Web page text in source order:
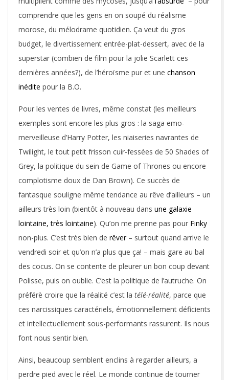
comprendre que les gens en on soupé du réalisme
morose, du mélodrame quotidien. Ça veut du gros
budget, le divertissement entrée-plat-dessert, avec de la
superstar (combien de film pour la jolie Scarlett ces
dernières années?), de l’héroïsme pur et une chanson
inédite pour la B.O.
Pour les ventes de livres, même constat (les meilleurs
exemples sont encore les plus gros : la saga emo-
merveilleuse d’Harry Potter, les niaiseries navrantes de
Twilight, le tout petit frisson cuir-fessées de 50 Shades of
Grey, la politique du sein de Game of Thrones ou encore
complotisme doux de Dan Brown). Ce succès de
fantasque souligne même tendance au rêve d’ailleurs – un
ailleurs très loin (bientôt à nouveau dans une galaxie
lointaine, très lointaine). Qu’on me prenne pas pour Finky
non-plus. C’est très bien de rêver – surtout quand arrive le
vendredi soir et qu’on n’a plus que ça! – mais gare au bal
des cocus. On se contente de pleurer un bon coup devant
Polisse, puis on oublie. C’est la politique de l’autruche. On
préférè croire que la réalité c’est la télé-réalité, parce que
ces narcissiques caractériels, émotionnellement déficients
et intellectuellement sous-performants rassurent. Ils nous
font nous sentir bien.
Ainsi, beaucoup semblent enclins à regarder ailleurs, a
perdre pied avec le réel. Le monde continue de tourner